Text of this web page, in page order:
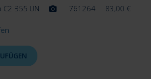
C2 B55 UN 761264 83,00 €